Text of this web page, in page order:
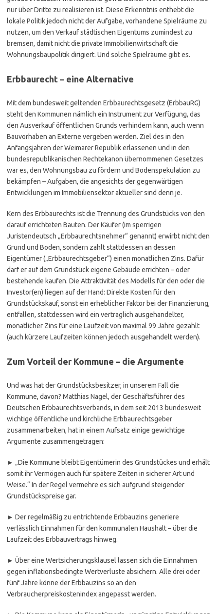
nur über Dritte zu realisieren ist. Diese Erkenntnis enthebt die
lokale Politik jedoch nicht der Aufgabe, vorhandene Spielräume zu
nutzen, um den Verkauf städtischen Eigentums zumindest zu
bremsen, damit nicht die private Immobilienwirtschaft die
Wohnungsbaupolitik dirigiert. Und solche Spielräume gibt es.
Erbbaurecht – eine Alternative
Mit dem bundesweit geltenden Erbbaurechtsgesetz (ErbbauRG)
steht den Kommunen nämlich ein Instrument zur Verfügung, das
den Ausverkauf öffentlichen Grunds verhindern kann, auch wenn
Bauvorhaben an Externe vergeben werden. Ziel des in den
Anfangsjahren der Weimarer Republik erlassenen und in den
bundesrepublikanischen Rechtekanon übernommenen Gesetzes
war es, den Wohnungsbau zu fördern und Bodenspekulation zu
bekämpfen – Aufgaben, die angesichts der gegenwärtigen
Entwicklungen im Immobiliensektor aktueller sind denn je.
Kern des Erbbaurechts ist die Trennung des Grundstücks von den
darauf errichteten Bauten. Der Käufer (im sperrigen
Juristendeutsch „Erbbaurechtsnehmer“ genannt) erwirbt nicht den
Grund und Boden, sondern zahlt stattdessen an dessen
Eigentümer („Erbbaurechtsgeber“) einen monatlichen Zins. Dafür
darf er auf dem Grundstück eigene Gebäude errichten – oder
bestehende kaufen. Die Attraktivität des Modells für den oder die
Investor(en) liegen auf der Hand: Direkte Kosten für den
Grundstückskauf, sonst ein erheblicher Faktor bei der Finanzierung,
entfallen, stattdessen wird ein vertraglich ausgehandelter,
monatlicher Zins für eine Laufzeit von maximal 99 Jahre gezahlt
(auch kürzere Laufzeiten können jedoch ausgehandelt werden).
Zum Vorteil der Kommune – die Argumente
Und was hat der Grundstücksbesitzer, in unserem Fall die
Kommune, davon? Matthias Nagel, der Geschäftsführer des
Deutschen Erbbaurechtsverbands, in dem seit 2013 bundesweit
wichtige öffentliche und kirchliche Erbbaurechtsgeber
zusammenarbeiten, hat in einem Aufsatz einige gewichtige
Argumente zusammengetragen:
► „Die Kommune bleibt Eigentümerin des Grundstückes und erhält
somit ihr Vermögen auch für spätere Zeiten in sicherer Art und
Weise.“ In der Regel vermehre es sich aufgrund steigender
Grundstückspreise gar.
► Der regelmäßig zu entrichtende Erbbauzins generiere
verlässlich Einnahmen für den kommunalen Haushalt – über die
Laufzeit des Erbbauvertrags hinweg.
► Über eine Wertsicherungsklausel lassen sich die Einnahmen
gegen inflationsbedingte Wertverluste absichern. Alle drei oder
fünf Jahre könne der Erbbauzins so an den
Verbraucherpreiskostenindex angepasst werden.